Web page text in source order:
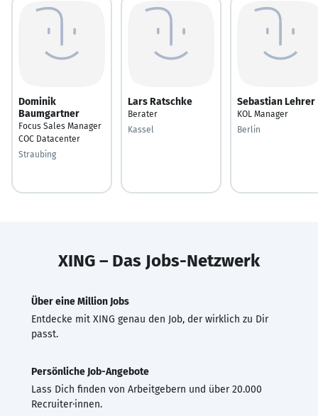
Dominik
Baumgartner
Focus Sales Manager
COC Datacenter
Straubing
Lars Ratschke
Berater
Kassel
Sebastian Lehrer
KOL Manager
Berlin
XING – Das Jobs-Netzwerk
Über eine Million Jobs
Entdecke mit XING genau den Job, der wirklich zu Dir
passt.
Persönliche Job-Angebote
Lass Dich finden von Arbeitgebern und über 20.000
Recruiter·innen.